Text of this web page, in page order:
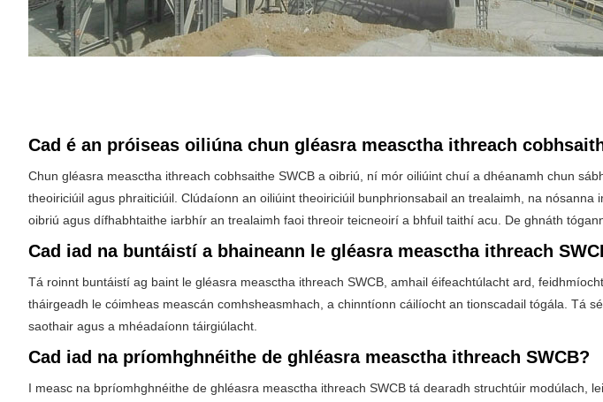
Cad é an próiseas oiliúna chun gléasra measctha ithreach
Chun gléasra measctha ithreach cobhsaithe SWCB a oibriú, ní mór oiliúint chuí a dhéanamh chun
theoiriciúil agus phraiticiúil. Clúdaíonn an oiliúint theoiriciúil bunphrionsabail an trealaimh, na
oibriú agus dífhabhtaithe iarbhír an trealaimh faoi threoir teicneoirí a bhfuil taithí acu. De ghnáth
Cad iad na buntáistí a bhaineann le gléasra measctha ithreach
Tá roinnt buntáistí ag baint le gléasra measctha ithreach SWCB, amhail éifeachtúlacht ard,
tháirgeadh le cóimheas meascán comhsheasmhach, a chinntíonn cáilíocht an tionscadail tógála. Tá
saothair agus a mhéadaíonn táirgiúlacht.
Cad iad na príomhghnéithe de ghléasra measctha ithreach SWCB?
I measc na bpríomhghnéithe de ghléasra measctha ithreach SWCB tá dearadh struchtúir